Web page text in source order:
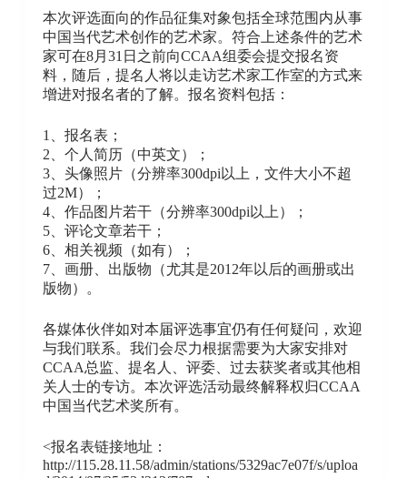
本次评选面向的作品征集对象包括全球范围内从事
中国当代艺术创作的艺术家。符合上述条件的艺术
家可在8月31日之前向CCAA组委会提交报名资
料，随后，提名人将以走访艺术家工作室的方式来
增进对报名者的了解。报名资料包括：
1、报名表；
2、个人简历（中英文）；
3、头像照片（分辨率300dpi以上，文件大小不超
过2M）；
4、作品图片若干（分辨率300dpi以上）；
5、评论文章若干；
6、相关视频（如有）；
7、画册、出版物（尤其是2012年以后的画册或出
版物）。
各媒体伙伴如对本届评选事宜仍有任何疑问，欢迎
与我们联系。我们会尽力根据需要为大家安排对
CCAA总监、提名人、评委、过去获奖者或其他相
关人士的专访。本次评选活动最终解释权归CCAA
中国当代艺术奖所有。
<报名表链接地址：
http://115.28.11.58/admin/stations/5329ac7e07f/s/uploa